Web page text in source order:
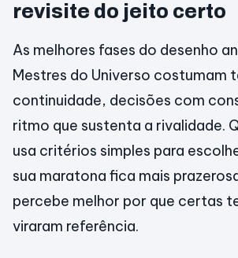
revisite do jeito certo
As melhores fases do desenho
Mestres do Universo costumam
continuidade, decisões com
ritmo que sustenta a rivalidade.
usa critérios simples para
sua maratona fica mais
percebe melhor por que certas
viraram referência.